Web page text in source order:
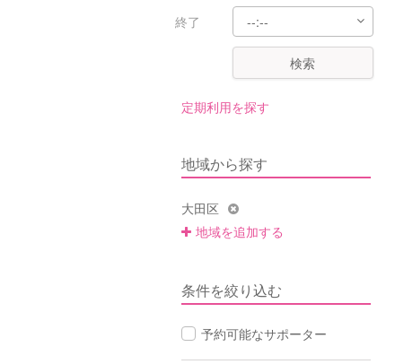
終了
検索
定期利用を探す
地域から探す
大田区
地域を追加する
条件を絞り込む
予約可能なサポーター